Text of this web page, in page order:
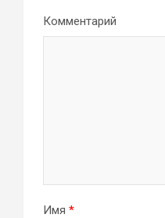
Комментарий
Имя *